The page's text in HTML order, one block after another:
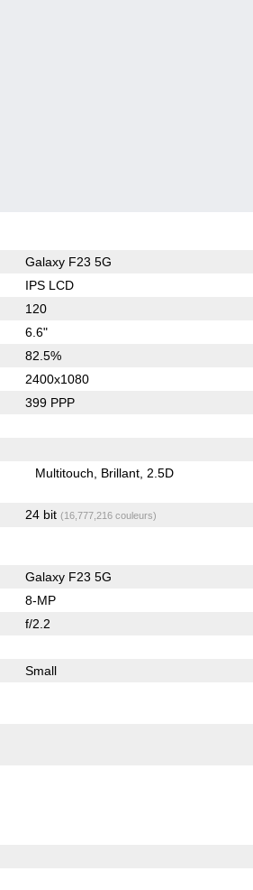
Galaxy F23 5G
IPS LCD
120
6.6"
82.5%
2400x1080
399 PPP
Multitouch Brillant 2.5D
24 bit (16,777,216 couleurs)
Galaxy F23 5G
8-MP
f/2.2
Small